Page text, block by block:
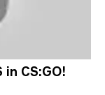
in CS:GO!